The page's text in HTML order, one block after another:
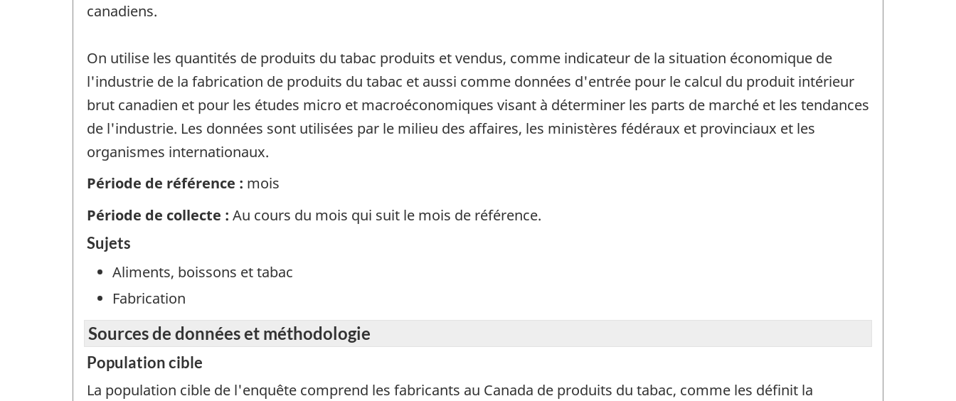
canadiens.
On utilise les quantités de produits du tabac produits et vendus, comme indicateur de la situation économique de
l'industrie de la fabrication de produits du tabac et aussi comme données d'entrée pour le calcul du produit intérieur
brut canadien et pour les études micro et macroéconomiques visant à déterminer les parts de marché et les tendances
de l'industrie. Les données sont utilisées par le milieu des affaires, les ministères fédéraux et provinciaux et les
organismes internationaux.
Période de référence : mois
Période de collecte : Au cours du mois qui suit le mois de référence.
Sujets
Aliments, boissons et tabac
Fabrication
Sources de données et méthodologie
Population cible
La population cible de l'enquête comprend les fabricants au Canada de produits du tabac, comme les définit la